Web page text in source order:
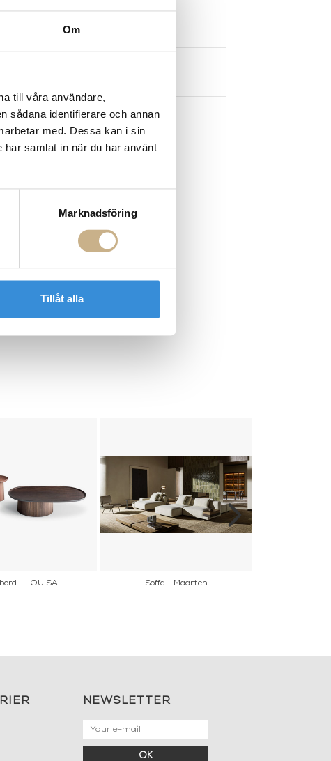
Om
till våra användare,
sådana identifierare och annan
med. Dessa kan i sin
har samlat in när du har använt
Marknadsföring
Tillåt alla
- LOUISA Soffa - Maarten
NEWSLETTER
OK